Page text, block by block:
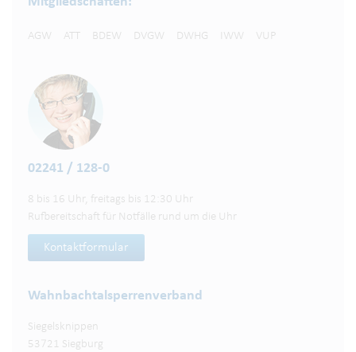
AGW ATT BDEW DVGW DWHG IWW VUP
02241 / 128-0
8 bis 16 Uhr, freitags bis 12:30 Uhr
Rufbereitschaft für Notfälle rund um die Uhr
Kontaktformular
Wahnbachtalsperren­verband
Siegelsknippen
53721 Siegburg